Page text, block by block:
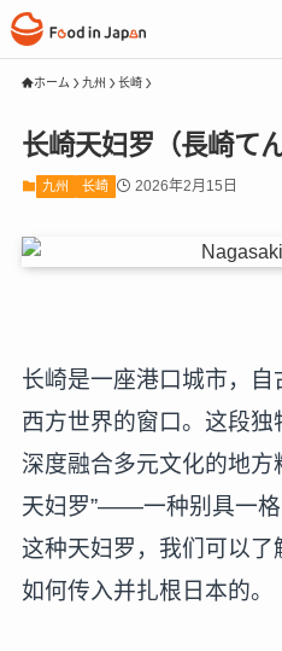
ホーム 九州 长崎
长崎天妇罗（長崎て
九州 长崎 2026年2月15日
长崎是一座港口城市，
西方世界的窗口。这段
深度融合多元文化的地方
天妇罗”——一种别具一
这种天妇罗，我们可以
如何传入并扎根日本的。